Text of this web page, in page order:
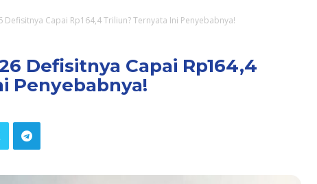
Defisitnya Capai Rp164,4 Triliun? Ternyata Ini Penyebabnya!
Defisitnya Capai Rp164,4
Penyebabnya!